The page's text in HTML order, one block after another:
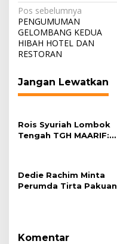
Navigasi
pos
Pos sebelumnya
PENGUMUMAN
GELOMBANG KEDUA
HIBAH HOTEL DAN
RESTORAN
Jangan Lewatkan
Rois Syuriah Lombok
Tengah TGH MAARIF:
Dedie Rachim Minta
Perumda Tirta Pakuan
Komentar